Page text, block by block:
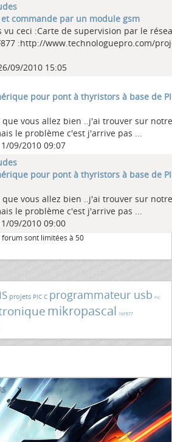
et commande par un module gsm
vu ceci :Carte de supervision par le
:http://www.technologuepro.com/
09/2010 15:05
pour pont à thyristors à base de
vous allez bien ..j'ai trouver sur
le problème c'est j'arrive pas ...
09/2010 09:07
pour pont à thyristors à base de
vous allez bien ..j'ai trouver sur
le problème c'est j'arrive pas ...
09/2010 09:00
sont limitées à 50
projets PIC C programmateur usb PIC
mikropascal 16F877